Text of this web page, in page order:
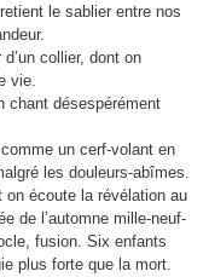
le sablier entre nos
collier, dont on
vie.
chant désespérément
un cerf-volant en
les douleurs-abîmes.
on écoute la révélation au
de l’automne mille-neuf-
fusion. Six enfants
plus forte que la mort.